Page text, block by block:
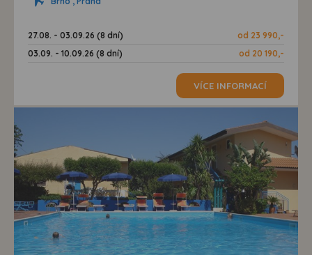
27.08. - 03.09.26 (8 dní)
od 23 990,-
03.09. - 10.09.26 (8 dní)
od 20 190,-
VÍCE INFORMACÍ